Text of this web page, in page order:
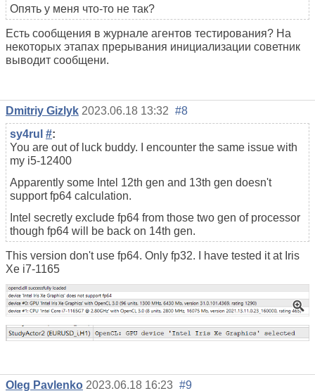
Опять у меня что-то не так?
Есть сообщения в журнале агентов тестирования? На
некоторых этапах прерывания инициализации советник
выводит сообщени.
Dmitriy Gizlyk 2023.06.18 13:32 #8
sy4rul #:
You are out of luck buddy. I encounter the same issue with
my i5-12400
Apparently some Intel 12th gen and 13th gen doesn't
support fp64 calculation.
Intel secretly exclude fp64 from those two gen of processor
though fp64 will be back on 14th gen.
This version don't use fp64. Only fp32. I have tested it at Iris
Xe i7-1165
Oleg Pavlenko 2023.06.18 16:23 #9